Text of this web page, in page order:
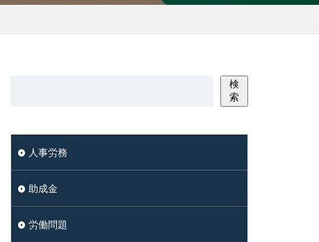
検
索
人事労務
助成金
労働問題